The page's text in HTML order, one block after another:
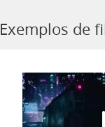
Exemplos de